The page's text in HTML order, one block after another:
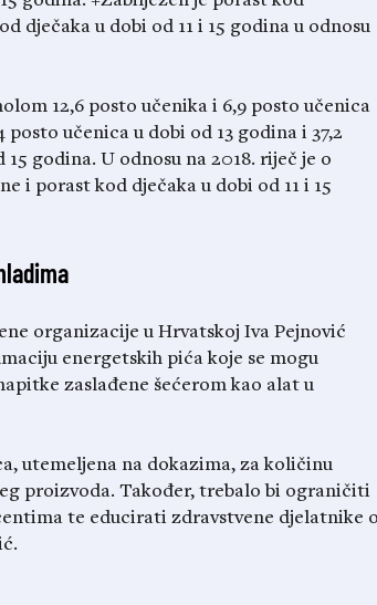
dječaka u dobi od 11 i 15 godina u odnosu
12,6 posto učenika i 6,9 posto učenica
posto učenica u dobi od 13 godina i 37,2
godina. U odnosu na 2018. riječ je o
i porast kod dječaka u dobi od 11 i 15
organizacije u Hrvatskoj Iva Pejnović
energetskih pića koje se mogu
zaslađene šećerom kao alat u
utemeljena na dokazima, za količinu
proizvoda. Također, trebalo bi ograničiti
te educirati zdravstvene djelatnike o